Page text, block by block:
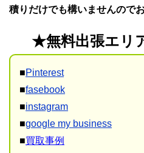
積りだけでも構いませんので
★無料出張エリ
■Pinterest
■fasebook
■instagram
■google my business
■買取事例